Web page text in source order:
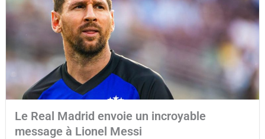
Le Real Madrid envoie un incroyable
message à Lionel Messi